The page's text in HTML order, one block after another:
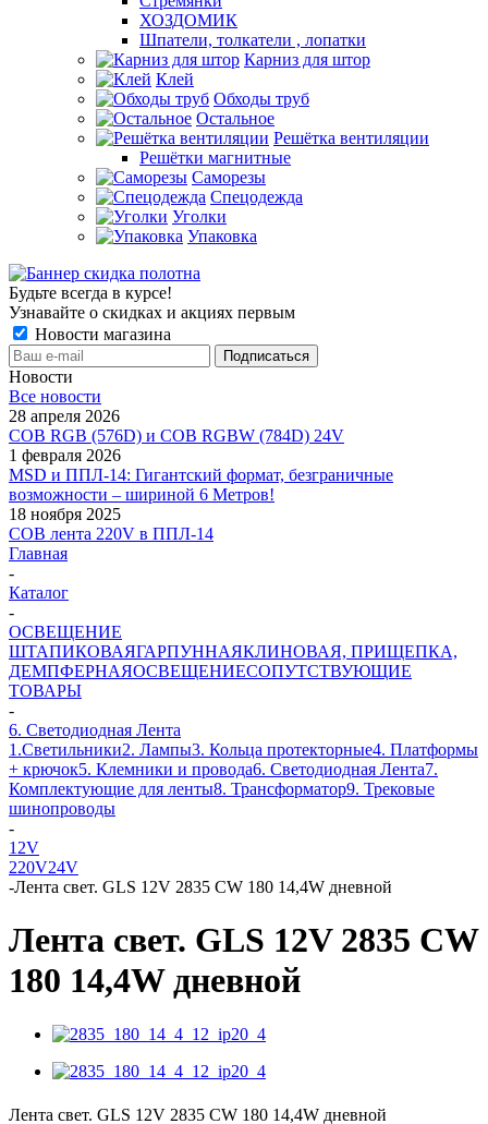
ХОЗДОМИК
Шпатели, толкатели , лопатки
Карниз для штор
Клей
Обходы труб
Остальное
Решётка вентиляции
Решётки магнитные
Саморезы
Спецодежда
Уголки
Упаковка
Будьте всегда в курсе!
Узнавайте о скидках и акциях первым
Новости магазина
Новости
Все новости
28 апреля 2026
COB RGB (576D) и COB RGBW (784D) 24V
1 февраля 2026
MSD и ППЛ-14: Гигантский формат, безграничные
возможности – шириной 6 Метров!
18 ноября 2025
COB лента 220V в ППЛ-14
Главная
-
Каталог
-
ОСВЕЩЕНИЕ
ШТАПИКОВАЯГАРПУННАЯКЛИНОВАЯ, ПРИЩЕПКА,
ДЕМПФЕРНАЯОСВЕЩЕНИЕСОПУТСТВУЮЩИЕ
ТОВАРЫ
-
6. Светодиодная Лента
1.Светильники2. Лампы3. Кольца протекторные4. Платформы
+ крючок5. Клемники и провода6. Светодиодная Лента7.
Комплектующие для ленты8. Трансформатор9. Трековые
шинопроводы
-
12V
220V24V
-Лента свет. GLS 12V 2835 CW 180 14,4W дневной
Лента свет. GLS 12V 2835 CW
180 14,4W дневной
Лента свет. GLS 12V 2835 CW 180 14,4W дневной